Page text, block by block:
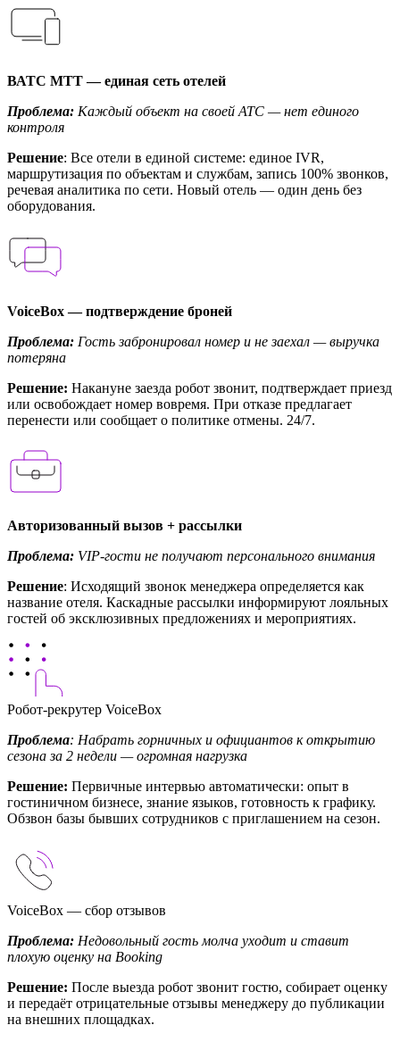
ВАТС МТТ — единая сеть отелей
Проблема: Каждый объект на своей АТС — нет единого
контроля
Решение: Все отели в единой системе: единое IVR,
маршрутизация по объектам и службам, запись 100% звонков,
речевая аналитика по сети. Новый отель — один день без
оборудования.
VoiceBox — подтверждение броней
Проблема: Гость забронировал номер и не заехал — выручка
потеряна
Решение: Накануне заезда робот звонит, подтверждает приезд
или освобождает номер вовремя. При отказе предлагает
перенести или сообщает о политике отмены. 24/7.
Авторизованный вызов + рассылки
Проблема: VIP-гости не получают персонального внимания
Решение: Исходящий звонок менеджера определяется как
название отеля. Каскадные рассылки информируют лояльных
гостей об эксклюзивных предложениях и мероприятиях.
Робот-рекрутер VoiceBox
Проблема: Набрать горничных и официантов к открытию
сезона за 2 недели — огромная нагрузка
Решение: Первичные интервью автоматически: опыт в
гостиничном бизнесе, знание языков, готовность к графику.
Обзвон базы бывших сотрудников с приглашением на сезон.
VoiceBox — сбор отзывов
Проблема: Недовольный гость молча уходит и ставит
плохую оценку на Booking
Решение: После выезда робот звонит гостю, собирает оценку
и передаёт отрицательные отзывы менеджеру до публикации
на внешних площадках.